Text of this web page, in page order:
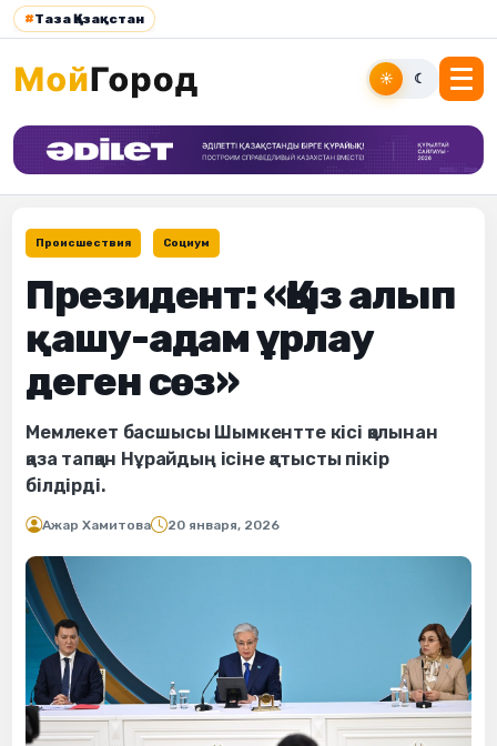
#Таза Қазақстан
☀ ☾
Происшествия Социум
Президент: «Қыз алып
қашу-адам ұрлау
деген сөз»
Мемлекет басшысы Шымкентте кісі қолынан
қаза тапқан Нұрайдың ісіне қатысты пікір
білдірді.
Ажар Хамитова 20 января, 2026